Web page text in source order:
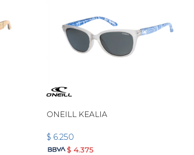
ONEILL KEALIA
$ 6.250
$ 4.375